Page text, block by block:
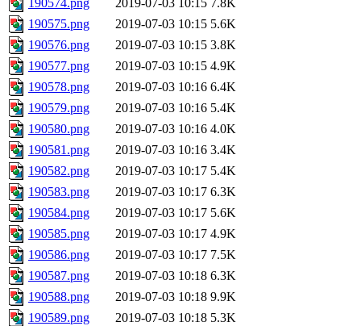
190574.png
2019-07-03 10:15 7.8K
190575.png
2019-07-03 10:15 5.6K
190576.png
2019-07-03 10:15 3.8K
190577.png
2019-07-03 10:15 4.9K
190578.png
2019-07-03 10:16 6.4K
190579.png
2019-07-03 10:16 5.4K
190580.png
2019-07-03 10:16 4.0K
190581.png
2019-07-03 10:16 3.4K
190582.png
2019-07-03 10:17 5.4K
190583.png
2019-07-03 10:17 6.3K
190584.png
2019-07-03 10:17 5.6K
190585.png
2019-07-03 10:17 4.9K
190586.png
2019-07-03 10:17 7.5K
190587.png
2019-07-03 10:18 6.3K
190588.png
2019-07-03 10:18 9.9K
190589.png
2019-07-03 10:18 5.3K